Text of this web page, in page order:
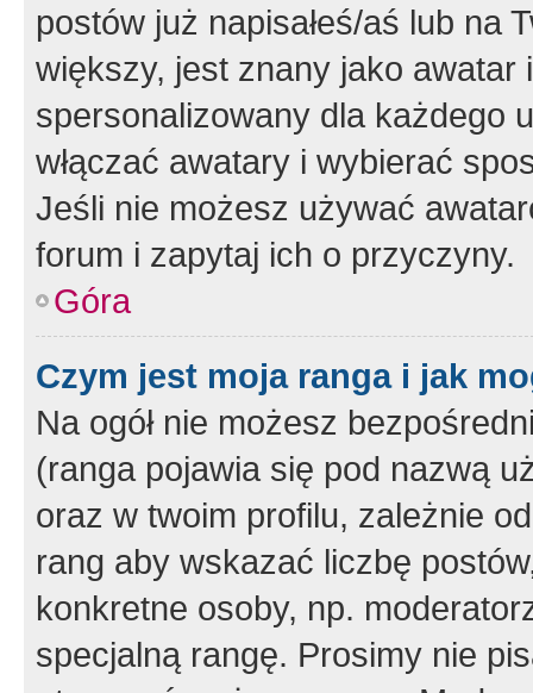
postów już napisałeś/aś lub na
większy, jest znany jako
spersonalizowany dla każdego
włączać awatary i wybierać
Jeśli nie możesz używać
forum i zapytaj ich o przyczyny.
Góra
Czym jest moja ranga i jak
Na ogół nie możesz
(ranga pojawia się pod nazwą
oraz w twoim profilu, zależnie
rang aby wskazać liczbę
konkretne osoby, np.
specjalną rangę. Prosimy nie